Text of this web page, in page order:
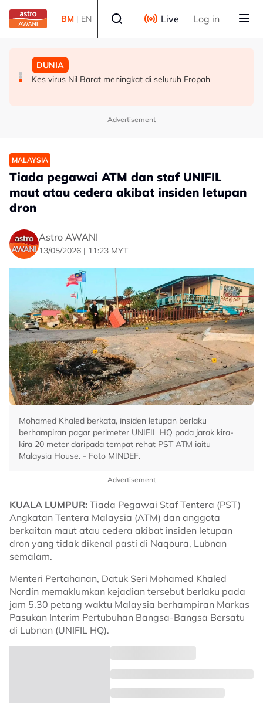
Skip to main content
BM | EN Live Log in
MALAYSIA
Kerajaan Negeri Selangor jumpa pekerja kilang
MALAYSIA
Ancaman penipuan digital kian serius, kerugian hampir
DUNIA
Kes virus Nil Barat meningkat di seluruh Eropah
Advertisement
MALAYSIA
Tiada pegawai ATM dan staf UNIFIL
maut atau cedera akibat insiden letupan
dron
Astro AWANI
13/05/2026 | 11:23 MYT
Mohamed Khaled berkata, insiden letupan berlaku
berhampiran pagar perimeter UNIFIL HQ pada jarak kira-
kira 20 meter daripada tempat rehat PST ATM iaitu
Malaysia House. - Foto MINDEF.
Advertisement
KUALA LUMPUR: Tiada Pegawai Staf Tentera (PST)
Angkatan Tentera Malaysia (ATM) dan anggota
berkaitan maut atau cedera akibat insiden letupan
dron yang tidak dikenal pasti di Naqoura, Lubnan
semalam.
Menteri Pertahanan, Datuk Seri Mohamed Khaled
Nordin memaklumkan kejadian tersebut berlaku pada
jam 5.30 petang waktu Malaysia berhampiran Markas
Pasukan Interim Pertubuhan Bangsa-Bangsa Bersatu
di Lubnan (UNIFIL HQ).